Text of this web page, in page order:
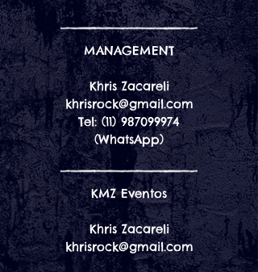
MANAGEMENT
Khris Zacareli
khrisrock@gmail.com
Tel:(11) 987099974
(WhatsApp)
KMZ Eventos
Khris Zacareli
khrisrock@gmail.com